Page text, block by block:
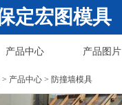
定宏图模具
产品中心 产品图片
> 产品中心 > 防撞墙模具